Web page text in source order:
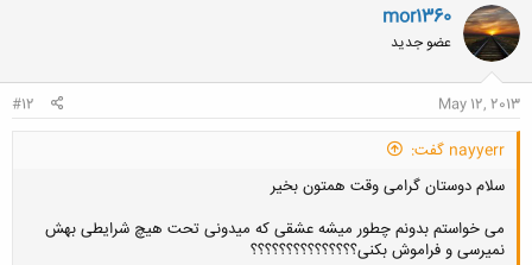
ن
ش
ه
ا
mor1360
عضو جدید
May 12, 2013
#12
nayyerr گفت:
سلام دوستان گرامی وقت همتون بخیر
می خواستم بدونم چطور میشه عشقی که میدونی تحت هیچ شرایطی بهش
نمیرسی و فراموش بکنی؟؟؟؟؟؟؟؟؟؟؟؟؟؟؟